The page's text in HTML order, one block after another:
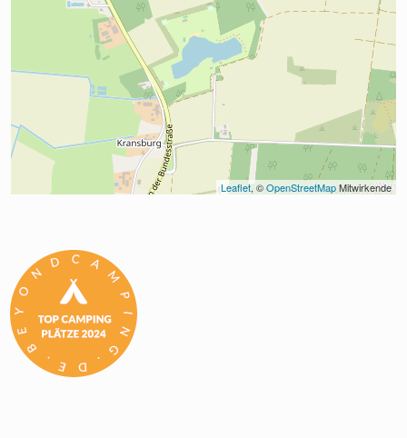
Leaflet, © OpenStreetMap Mitwirkende